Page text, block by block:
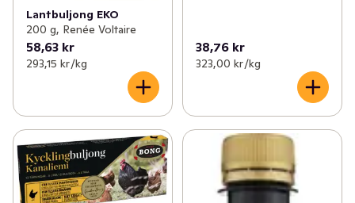
Lantbuljong EKO
200 g, Renée Voltaire
58,63 kr
293,15 kr /kg
38,76 kr
323,00 kr /kg